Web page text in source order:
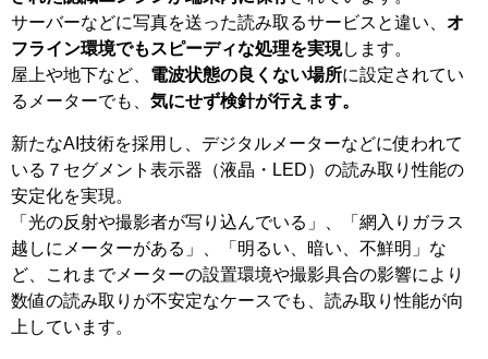
サーバーなどに写真を送った読み取るサービスと違い、 オ
フライン環境でもスピーディな処理を実現します。
屋上や地下など、 電波状態の良くない場所に設定されてい
るメーターでも、 気にせず検針が行えます。
新たなAI技術を採用し、デジタルメーターなどに使われて
いる７セグメント表示器（液晶・LED）の読み取り性能の
安定化を実現。
「光の反射や撮影者が写り込んでいる」、「網入りガラス
越しにメーターがある」、「明るい、暗い、不鮮明」な
ど、これまでメーターの設置環境や撮影具合の影響により
数値の読み取りが不安定なケースでも、読み取り性能が向
上しています。